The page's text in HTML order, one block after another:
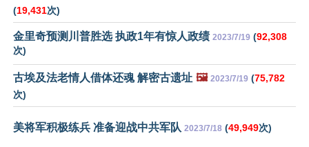
(19,431次)
金里奇预测川普胜选 执政1年有惊人政绩 2023/7/19 (92,308
次)
古埃及法老情人借体还魂 解密古遗址 🖼️ 2023/7/19 (75,782
次)
美将军积极练兵 准备迎战中共军队 2023/7/18 (49,949次)